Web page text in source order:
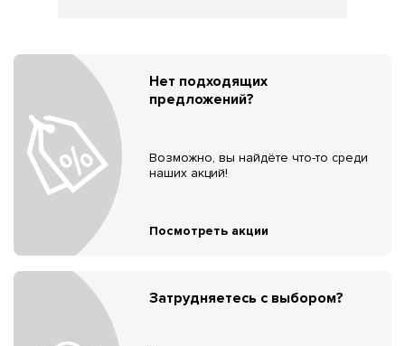
Нет подходящих
предложений?
Возможно, вы найдёте что-то среди
наших акций!
Посмотреть акции
Затрудняетесь с выбором?